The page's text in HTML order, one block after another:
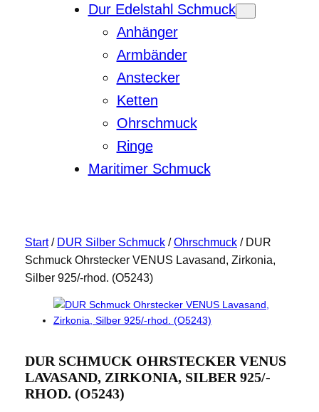
Dur Edelstahl Schmuck
Anhänger
Armbänder
Anstecker
Ketten
Ohrschmuck
Ringe
Maritimer Schmuck
Start/ DUR Silber Schmuck/Ohrschmuck/ DUR
Schmuck Ohrstecker VENUS Lavasand, Zirkonia,
Silber 925/-rhod. (O5243)
DUR SCHMUCK OHRSTECKER VENUS
LAVASAND, ZIRKONIA, SILBER 925/-
RHOD. (O5243)